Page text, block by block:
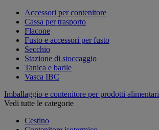
Accessori per contenitore
Cassa per trasporto
Flacone
Fusto e accessori per fusto
Secchio
Stazione di stoccaggio
Tanica e barile
Vasca IBC
Imballaggio e contenitore per prodotti alimentari
Vedi tutte le categorie
Cestino